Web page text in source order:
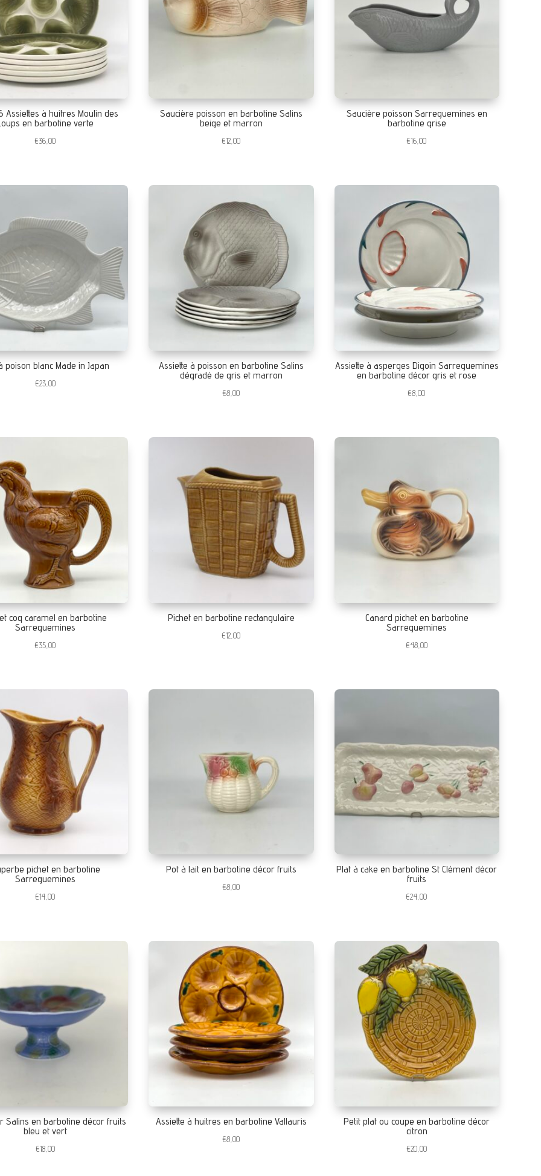
Assiettes à huitres Moulin des
en barbotine verte
€36,00
Saucière poisson en barbotine Salins
beige et marron
€12,00
Saucière poisson Sarreguemines en
barbotine grise
€16,00
poison blanc Made in Japan
€23,00
Assiette à poisson en barbotine Salins
dégradé de gris et marron
€8,00
Assiette à asperges Digoin Sarreguemines
en barbotine décor gris et rose
€8,00
coq caramel en barbotine
Sarreguemines
€35,00
Pichet en barbotine rectangulaire
€12,00
Canard pichet en barbotine
Sarreguemines
€48,00
pichet en barbotine
Sarreguemines
€14,00
Pot à lait en barbotine décor fruits
€8,00
Plat à cake en barbotine St Clément décor
fruits
€24,00
Salins en barbotine décor fruits
bleu et vert
€18,00
Assiette à huitres en barbotine Vallauris
€8,00
Petit plat ou coupe en barbotine décor
citron
€20,00